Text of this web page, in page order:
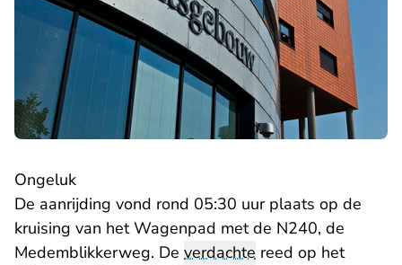
Ongeluk
De aanrijding vond rond 05:30 uur plaats op de
kruising van het Wagenpad met de N240, de
Medemblikkerweg. De verdachte reed op het